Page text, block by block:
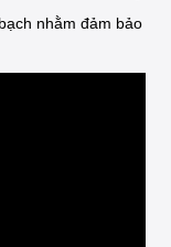
nhằm đảm bảo